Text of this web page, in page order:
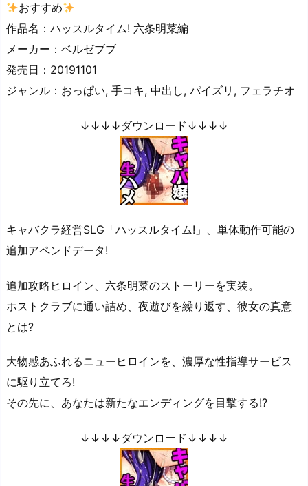
おすすめ
作品名：ハッスルタイム! 六条明菜編
メーカー：ベルゼブブ
発売日：20191101
ジャンル：おっぱい, 手コキ, 中出し, パイズリ, フェラチオ
↓↓↓↓ダウンロード↓↓↓↓
キャバクラ経営SLG「ハッスルタイム!」、単体動作可能の
追加アペンドデータ!
追加攻略ヒロイン、六条明菜のストーリーを実装。
ホストクラブに通い詰め、夜遊びを繰り返す、彼女の真意
とは?
大物感あふれるニューヒロインを、濃厚な性指導サービス
に駆り立てろ!
その先に、あなたは新たなエンディングを目撃する!?
↓↓↓↓ダウンロード↓↓↓↓